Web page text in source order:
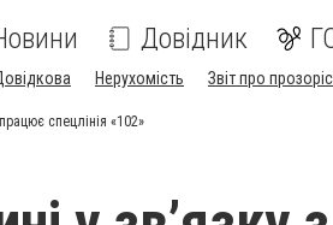
Довідник
Нерухомість Звіт про
спецлінія «102»